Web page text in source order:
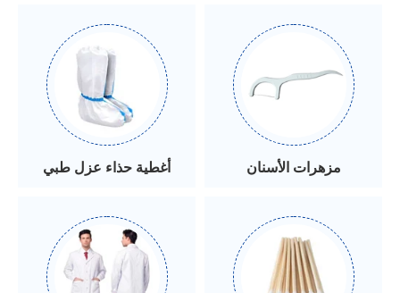
أغطية حذاء عزل طبي مزهرات الأسنان